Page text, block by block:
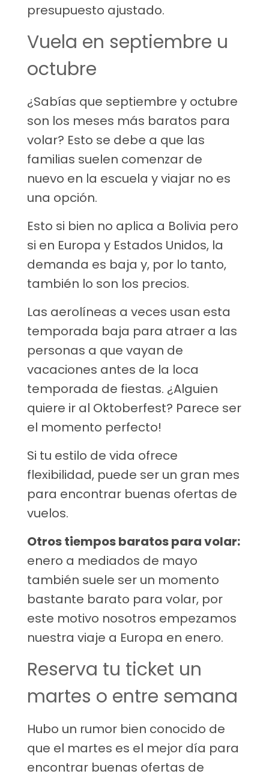
presupuesto ajustado.
Vuela en septiembre u
octubre
¿Sabías que septiembre y octubre
son los meses más baratos para
volar? Esto se debe a que las
familias suelen comenzar de
nuevo en la escuela y viajar no es
una opción.
Esto si bien no aplica a Bolivia pero
si en Europa y Estados Unidos, la
demanda es baja y, por lo tanto,
también lo son los precios.
Las aerolíneas a veces usan esta
temporada baja para atraer a las
personas a que vayan de
vacaciones antes de la loca
temporada de fiestas. ¿Alguien
quiere ir al Oktoberfest? Parece ser
el momento perfecto!
Si tu estilo de vida ofrece
flexibilidad, puede ser un gran mes
para encontrar buenas ofertas de
vuelos.
Otros tiempos baratos para volar:
enero a mediados de mayo
también suele ser un momento
bastante barato para volar, por
este motivo nosotros empezamos
nuestra viaje a Europa en enero.
Reserva tu ticket un
martes o entre semana
Hubo un rumor bien conocido de
que el martes es el mejor día para
encontrar buenas ofertas de